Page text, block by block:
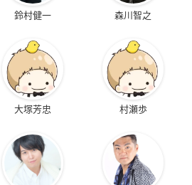
鈴村健一 森川智之
大塚芳忠 村瀬歩